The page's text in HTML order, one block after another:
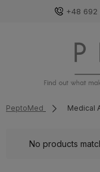
+48 692
PeptoMed Medical
No products